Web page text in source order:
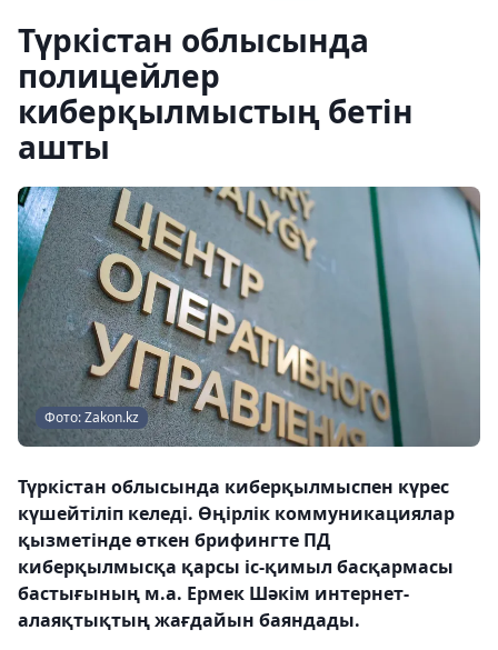
Түркістан облысында
полицейлер
киберқылмыстың бетін
ашты
Фото: Zakon.kz
Түркістан облысында киберқылмыспен күрес
күшейтіліп келеді. Өңірлік коммуникациялар
қызметінде өткен брифингте ПД
киберқылмысқа қарсы іс-қимыл басқармасы
бастығының м.а. Ермек Шәкім интернет-
алаяқтықтың жағдайын баяндады.